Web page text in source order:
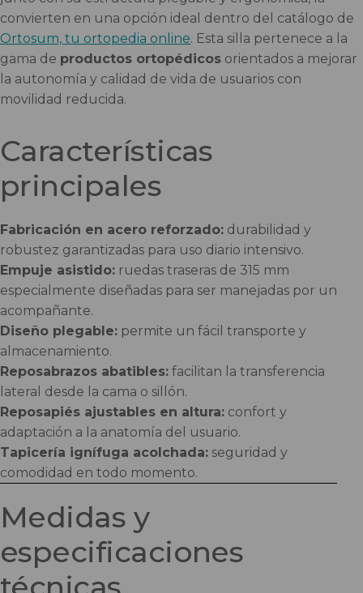
convierten en una opción ideal dentro del catálogo de
Ortosum, tu ortopedia online. Esta silla pertenece a la
gama de productos ortopédicos orientados a mejorar
la autonomía y calidad de vida de usuarios con
movilidad reducida.
Características
principales
Fabricación en acero reforzado: durabilidad y
robustez garantizadas para uso diario intensivo.
Empuje asistido: ruedas traseras de 315 mm
especialmente diseñadas para ser manejadas por un
acompañante.
Diseño plegable: permite un fácil transporte y
almacenamiento.
Reposabrazos abatibles: facilitan la transferencia
lateral desde la cama o sillón.
Reposapiés ajustables en altura: confort y
adaptación a la anatomía del usuario.
Tapicería ignífuga acolchada: seguridad y
comodidad en todo momento.
Medidas y
especificaciones